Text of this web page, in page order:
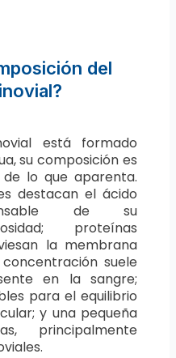
del
está formado
su composición es
lo que aparenta.
destacan el ácido
de su
proteínas
la membrana
suele
en la sangre;
para el equilibrio
y una pequeña
principalmente